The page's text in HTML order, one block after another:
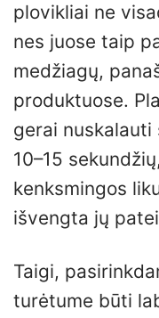
plovikliai ne
nes juose taip
medžiagų,
produktuose.
gerai nuskalauti
10–15
kenksmingos
išvengta jų
Taigi,
turėtume būti